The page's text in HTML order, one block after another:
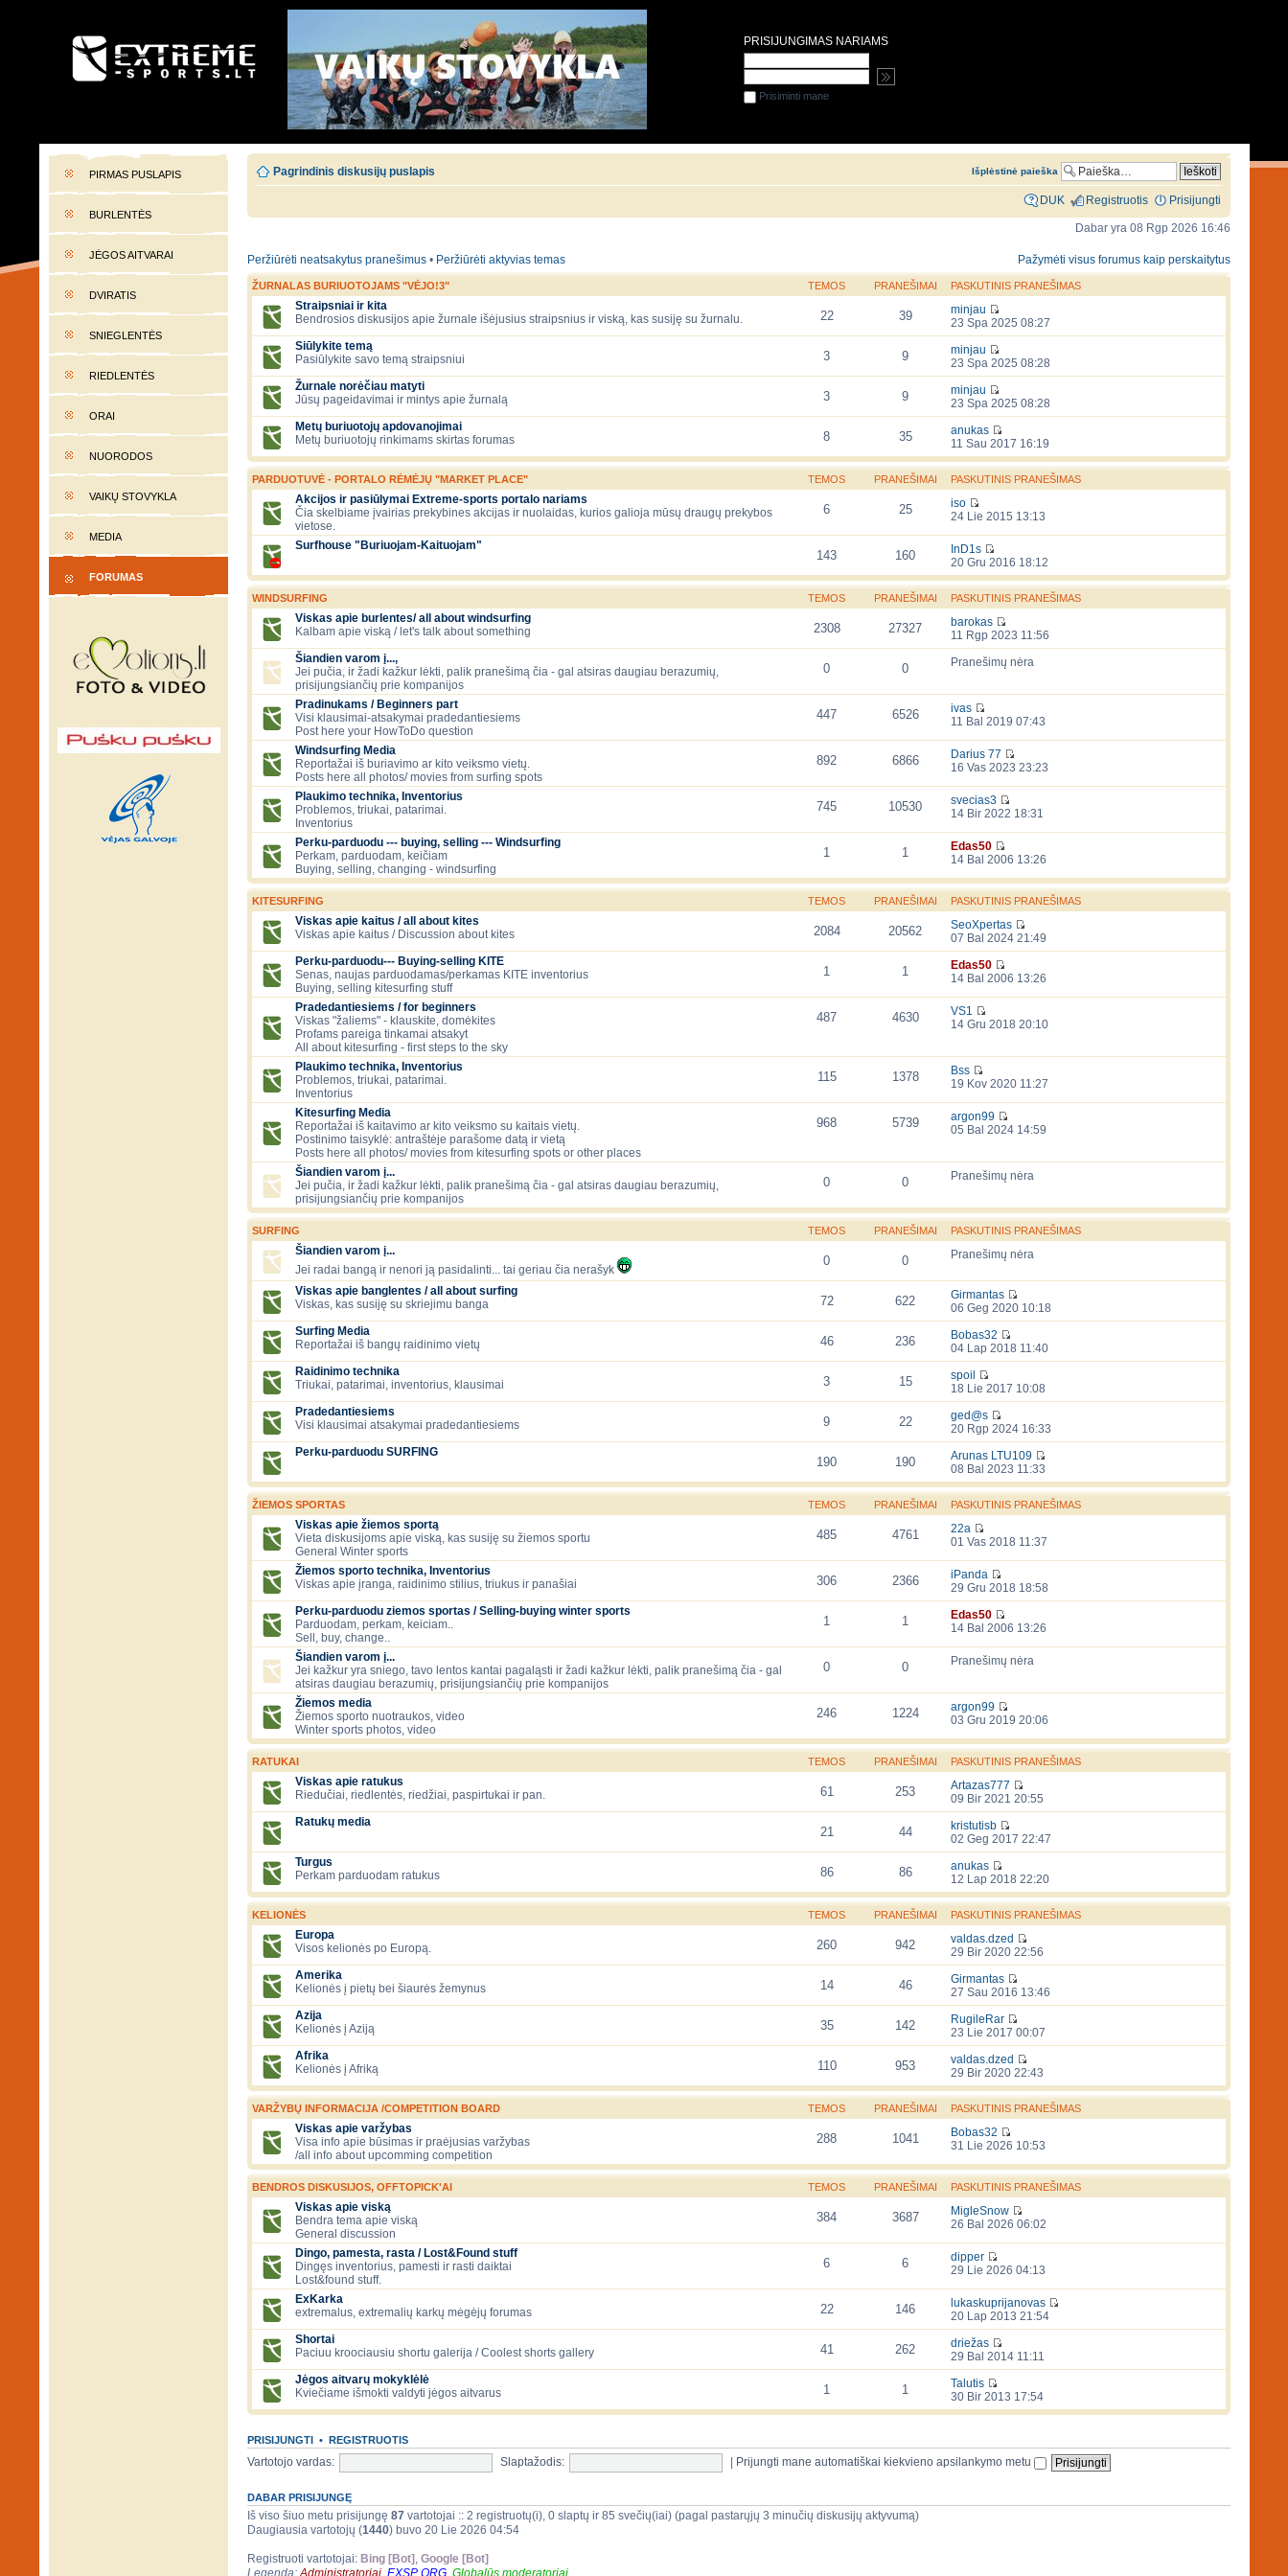
EXTREME-SPORTS.LT
PIRMAS PUSLAPIS
BURLENTĖS
JĖGOS AITVARAI
DVIRATIS
SNIEGLENTĖS
RIEDLENTĖS
ORAI
NUORODOS
VAIKŲ STOVYKLA
MEDIA
FORUMAS
Pagrindinis diskusijų puslapis Išplėstinė paieška
DUK Registruotis Prisijungti
Dabar yra 08 Rgp 2026 16:46
Peržiūrėti neatsakytus pranešimus • Peržiūrėti aktyvias temas Pažymėti visus forumus kaip perskaitytus
ŽURNALAS BURIUOTOJAMS "VĖJO!3" TEMOS PRANEŠIMAI PASKUTINIS PRANEŠIMAS
Straipsniai ir kita
Bendrosios diskusijos apie žurnale išėjusius straipsnius ir viską, kas susiję su žurnalu.
22 39
minjau
23 Spa 2025 08:27
Siūlykite temą
Pasiūlykite savo temą straipsniui
3 9
minjau
23 Spa 2025 08:28
Žurnale norėčiau matyti
Jūsų pageidavimai ir mintys apie žurnalą
3 9
minjau
23 Spa 2025 08:28
Metų buriuotojų apdovanojimai
Metų buriuotojų rinkimams skirtas forumas
8 35
anukas
11 Sau 2017 16:19
PARDUOTUVĖ - PORTALO RĖMĖJŲ "MARKET PLACE" TEMOS PRANEŠIMAI PASKUTINIS PRANEŠIMAS
Akcijos ir pasiūlymai Extreme-sports portalo nariams
Čia skelbiame įvairias prekybines akcijas ir nuolaidas, kurios galioja mūsų draugų prekybos
vietose.
6 25
iso
24 Lie 2015 13:13
Surfhouse "Buriuojam-Kaituojam"
143 160
InD1s
20 Gru 2016 18:12
WINDSURFING TEMOS PRANEŠIMAI PASKUTINIS PRANEŠIMAS
Viskas apie burlentes/ all about windsurfing
Kalbam apie viską / let's talk about something
2308 27327
barokas
11 Rgp 2023 11:56
Šiandien varom į...,
Jei pučia, ir žadi kažkur lėkti, palik pranešimą čia - gal atsiras daugiau berazumių,
prisijungsiančių prie kompanijos
0 0 Pranešimų nėra
Pradinukams / Beginners part
Visi klausimai-atsakymai pradedantiesiems
Post here your HowToDo question
447 6526
ivas
11 Bal 2019 07:43
Windsurfing Media
Reportažai iš buriavimo ar kito veiksmo vietų.
Posts here all photos/ movies from surfing spots
892 6866
Darius 77
16 Vas 2023 23:23
Plaukimo technika, Inventorius
Problemos, triukai, patarimai.
Inventorius
745 10530
svecias3
14 Bir 2022 18:31
Perku-parduodu --- buying, selling --- Windsurfing
Perkam, parduodam, keičiam
Buying, selling, changing - windsurfing
1 1
Edas50
14 Bal 2006 13:26
KITESURFING TEMOS PRANEŠIMAI PASKUTINIS PRANEŠIMAS
Viskas apie kaitus / all about kites
Viskas apie kaitus / Discussion about kites
2084 20562
SeoXpertas
07 Bal 2024 21:49
Perku-parduodu--- Buying-selling KITE
Senas, naujas parduodamas/perkamas KITE inventorius
Buying, selling kitesurfing stuff
1 1
Edas50
14 Bal 2006 13:26
Pradedantiesiems / for beginners
Viskas "žaliems" - klauskite, domėkites
Profams pareiga tinkamai atsakyt
All about kitesurfing - first steps to the sky
487 4630
VS1
14 Gru 2018 20:10
Plaukimo technika, Inventorius
Problemos, triukai, patarimai.
Inventorius
115 1378
Bss
19 Kov 2020 11:27
Kitesurfing Media
Reportažai iš kaitavimo ar kito veiksmo su kaitais vietų.
Postinimo taisyklė: antraštėje parašome datą ir vietą
Posts here all photos/ movies from kitesurfing spots or other places
968 5739
argon99
05 Bal 2024 14:59
Šiandien varom į...
Jei pučia, ir žadi kažkur lėkti, palik pranešimą čia - gal atsiras daugiau berazumių,
prisijungsiančių prie kompanijos
0 0 Pranešimų nėra
SURFING TEMOS PRANEŠIMAI PASKUTINIS PRANEŠIMAS
Šiandien varom į...
Jei radai bangą ir nenori ją pasidalinti... tai geriau čia nerašyk
0 0 Pranešimų nėra
Viskas apie banglentes / all about surfing
Viskas, kas susiję su skriejimu banga
72 622
Girmantas
06 Geg 2020 10:18
Surfing Media
Reportažai iš bangų raidinimo vietų
46 236
Bobas32
04 Lap 2018 11:40
Raidinimo technika
Triukai, patarimai, inventorius, klausimai
3 15
spoil
18 Lie 2017 10:08
Pradedantiesiems
Visi klausimai atsakymai pradedantiesiems
9 22
ged@s
20 Rgp 2024 16:33
Perku-parduodu SURFING
190 190
Arunas LTU109
08 Bal 2023 11:33
ŽIEMOS SPORTAS TEMOS PRANEŠIMAI PASKUTINIS PRANEŠIMAS
Viskas apie žiemos sportą
Vieta diskusijoms apie viską, kas susiję su žiemos sportu
General Winter sports
485 4761
22a
01 Vas 2018 11:37
Žiemos sporto technika, Inventorius
Viskas apie įranga, raidinimo stilius, triukus ir panašiai
306 2366
iPanda
29 Gru 2018 18:58
Perku-parduodu ziemos sportas / Selling-buying winter sports
Parduodam, perkam, keiciam..
Sell, buy, change..
1 1
Edas50
14 Bal 2006 13:26
Šiandien varom į...
Jei kažkur yra sniego, tavo lentos kantai pagaląsti ir žadi kažkur lėkti, palik pranešimą čia - gal
atsiras daugiau berazumių, prisijungsiančių prie kompanijos
0 0 Pranešimų nėra
Žiemos media
Žiemos sporto nuotraukos, video
Winter sports photos, video
246 1224
argon99
03 Gru 2019 20:06
RATUKAI TEMOS PRANEŠIMAI PASKUTINIS PRANEŠIMAS
Viskas apie ratukus
Riedučiai, riedlentės, riedžiai, paspirtukai ir pan.
61 253
Artazas777
09 Bir 2021 20:55
Ratukų media
21 44
kristutisb
02 Geg 2017 22:47
Turgus
Perkam parduodam ratukus
86 86
anukas
12 Lap 2018 22:20
KELIONĖS TEMOS PRANEŠIMAI PASKUTINIS PRANEŠIMAS
Europa
Visos kelionės po Europą.
260 942
valdas.dzed
29 Bir 2020 22:56
Amerika
Kelionės į pietų bei šiaurės žemynus
14 46
Girmantas
27 Sau 2016 13:46
Azija
Kelionės į Aziją
35 142
RugileRar
23 Lie 2017 00:07
Afrika
Kelionės į Afriką
110 953
valdas.dzed
29 Bir 2020 22:43
VARŽYBŲ INFORMACIJA /COMPETITION BOARD TEMOS PRANEŠIMAI PASKUTINIS PRANEŠIMAS
Viskas apie varžybas
Visa info apie būsimas ir praėjusias varžybas
/all info about upcomming competition
288 1041
Bobas32
31 Lie 2026 10:53
BENDROS DISKUSIJOS, OFFTOPICK'AI TEMOS PRANEŠIMAI PASKUTINIS PRANEŠIMAS
Viskas apie viską
Bendra tema apie viską
General discussion
384 3687
MigleSnow
26 Bal 2026 06:02
Dingo, pamesta, rasta / Lost&Found stuff
Dingęs inventorius, pamesti ir rasti daiktai
Lost&found stuff.
6 6
dipper
29 Lie 2026 04:13
ExKarka
extremalus, extremalių karkų mėgėjų forumas
22 146
lukaskuprijanovas
20 Lap 2013 21:54
Shortai
Paciuu kroociausiu shortu galerija / Coolest shorts gallery
41 262
driežas
29 Bal 2014 11:11
Jėgos aitvarų mokyklėlė
Kviečiame išmokti valdyti jėgos aitvarus
1 1
Talutis
30 Bir 2013 17:54
PRISIJUNGTI • REGISTRUOTIS
Vartotojo vardas: Slaptažodis: Prijungti mane automatiškai kiekvieno apsilankymo metu
DABAR PRISIJUNGĘ
Iš viso šiuo metu prisijungę 87 vartotojai :: 2 registruotų(i), 0 slaptų ir 85 svečių(iai) (pagal pastarųjų 3 minučių diskusijų aktyvumą)
Daugiausia vartotojų (1440) buvo 20 Lie 2026 04:54
Registruoti vartotojai: Bing [Bot] , Google [Bot]
Legenda: Administratoriai EXSP ORG Globalūs moderatoriai
PRISIJUNGIMAS NARIAMS
Prisiminti mane